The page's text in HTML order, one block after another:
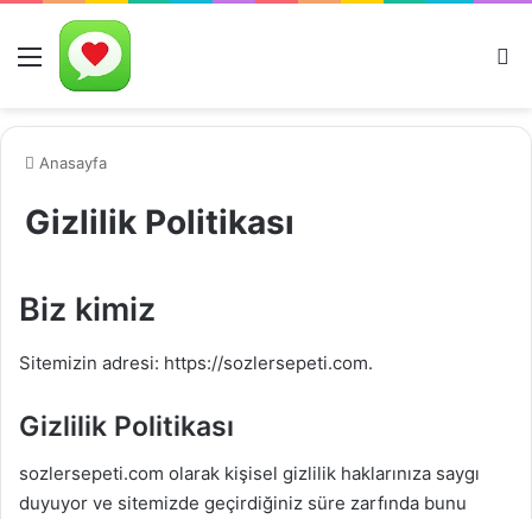
Menü
Anasayfa
Gizlilik Politikası
Biz kimiz
Sitemizin adresi: https://sozlersepeti.com.
Gizlilik Politikası
sozlersepeti.com olarak kişisel gizlilik haklarınıza saygı
duyuyor ve sitemizde geçirdiğiniz süre zarfında bunu